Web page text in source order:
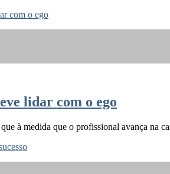
lidar com o ego
à medida que o profissional avança na